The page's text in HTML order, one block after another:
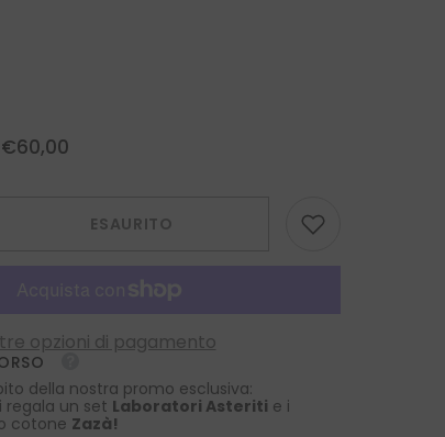
€60,00
ESAURITO
opzioni di pagamento
della nostra promo esclusiva:
regala un set Laboratori Asteriti e i
cotone Zazà!